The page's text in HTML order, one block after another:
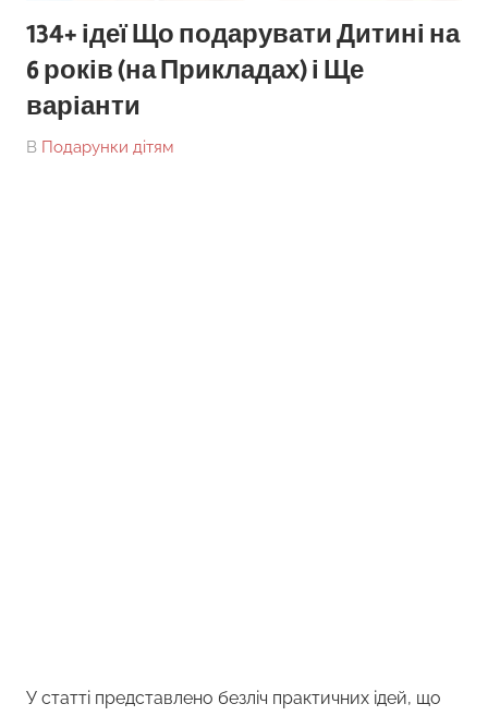
134+ ідеї Що подарувати Дитині на
6 років (на Прикладах) і Ще
варіанти
On
By
В Подарунки дітям
У статті представлено безліч практичних ідей, що